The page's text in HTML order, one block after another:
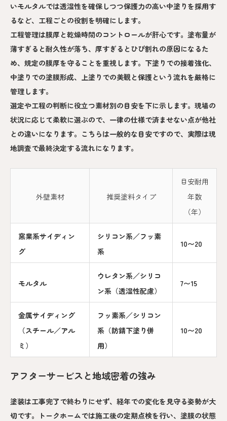
いモルタルでは透湿性を確保しつつ保護力の高い中塗りを採用す
るなど、工程ごとの役割を明確にします。
工程管理は膜厚と乾燥時間のコントロールが肝心です。塗布量が
薄すぎると耐久性が落ち、厚すぎるとひび割れの原因になるた
め、規定の膜厚を守ることを重視します。下塗りでの接着強化、
中塗りでの塗膜形成、上塗りでの美観と保護という流れを厳格に
管理します。
選定や工程の判断に役立つ素材別の目安を下に示します。現場の
状況に応じて柔軟に選ぶので、一律の仕様で済ませない点が他社
との違いになります。こちらは一般的な目安ですので、実際は現
地調査で最終決定する流れになります。
外壁素材 推奨塗料タイプ
目安耐用
年数
（年）
窯業系サイディン
グ
シリコン系／フッ素
系
10〜20
モルタル
ウレタン系／シリコ
ン系（透湿性配慮）
7〜15
金属サイディング
（スチール／アル
ミ）
フッ素系／シリコン
系（防錆下塗り併
用）
10〜20
アフターサービスと地域密着の強み
塗装は工事完了で終わりにせず、経年での変化を見守る姿勢が大
切です。トークホームでは施工後の定期点検を行い、塗膜の状態